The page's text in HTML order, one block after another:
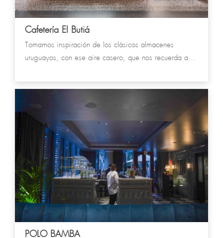
Cafetería El Butiá
Tomamos inspiración de los clásicos almacenes
uruguayos, con ese aire casero, que nos recuerda a
POLO BAMBA